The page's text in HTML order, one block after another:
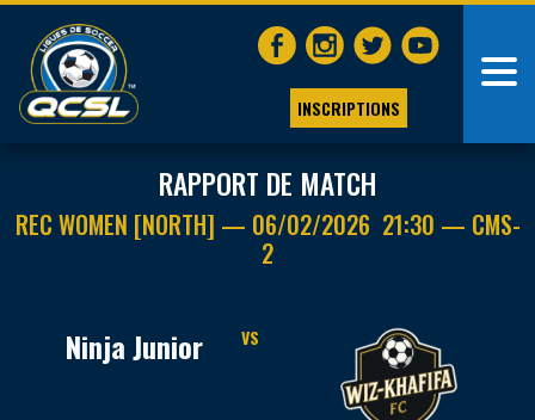
INSCRIPTIONS
RAPPORT DE MATCH
REC WOMEN [NORTH] — 06/02/2026 21:30 — CMS-
2
Ninja Junior VS